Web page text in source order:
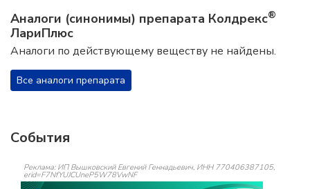
Аналоги (синонимы) препарата Колдрекс®
ЛариПлюс
Аналоги по действующему веществу не найдены.
Все аналоги препарата
События
Реклама: ИП Вышковский Евгений Геннадьевич, ИНН 770406387105,
erid=F7NfYUJCUneP5W78VwNF